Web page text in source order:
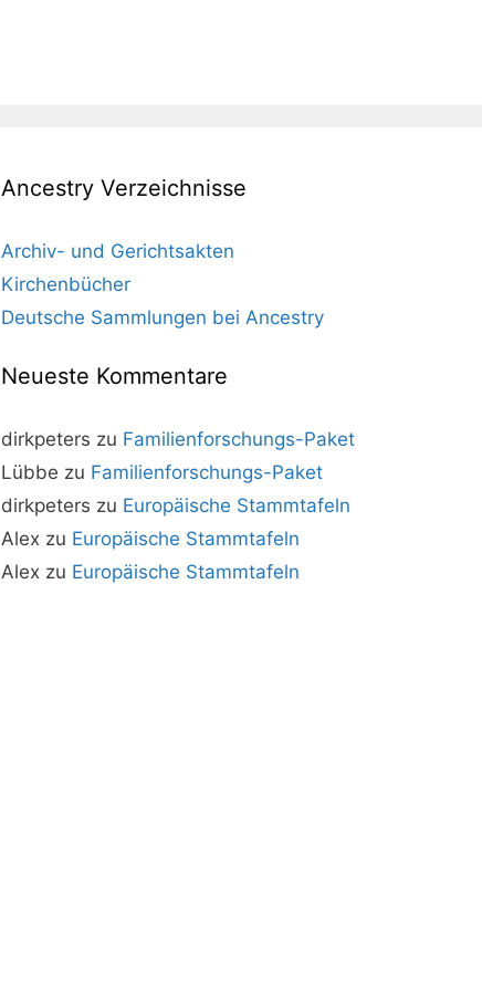
Ancestry Verzeichnisse
Archiv- und Gerichtsakten
Kirchenbücher
Deutsche Sammlungen bei Ancestry
Neueste Kommentare
dirkpeters zu Familienforschungs-Paket
Lübbe zu Familienforschungs-Paket
dirkpeters zu Europäische Stammtafeln
Alex zu Europäische Stammtafeln
Alex zu Europäische Stammtafeln